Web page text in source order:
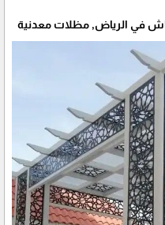
في الرياض, مظلات معدنية